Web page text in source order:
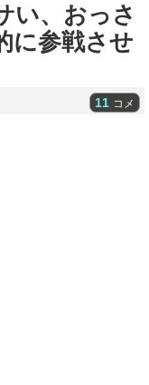
い、おっさ
に参戦させ
11 コメ